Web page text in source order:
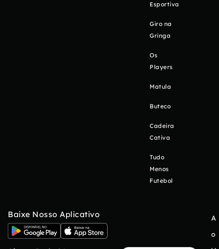
Esportiva
Giro na
Gringa
Os
Players
Matula
Buteco
Cadeira
Cativa
Tudo
Menos
Futebol
Baixe Nosso Aplicativo
A
o